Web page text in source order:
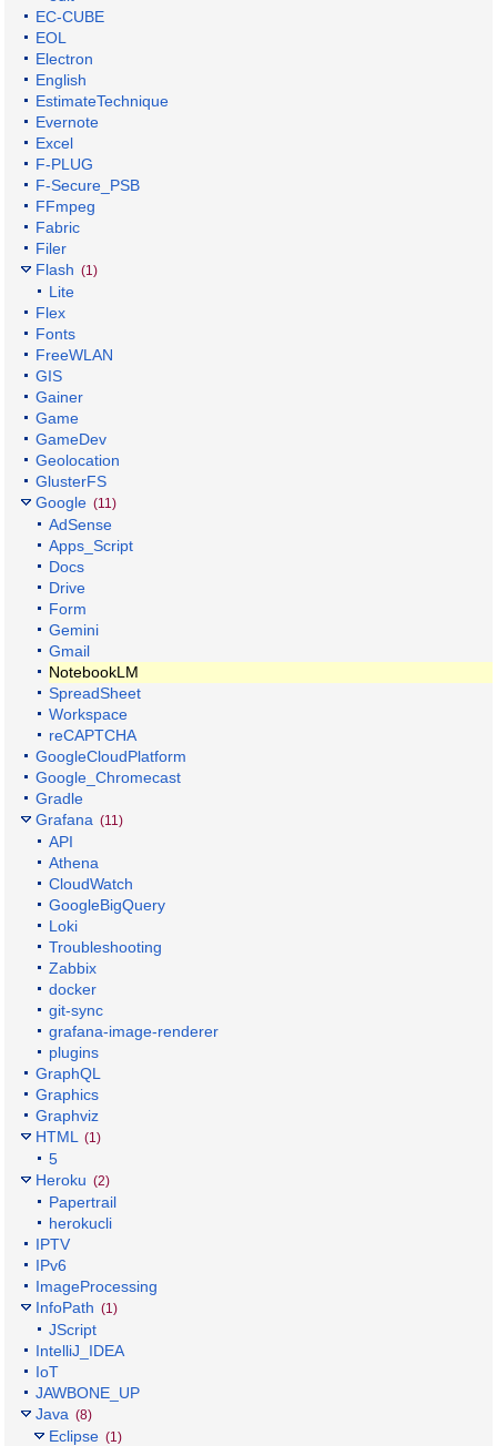
EC-CUBE
EOL
Electron
English
EstimateTechnique
Evernote
Excel
F-PLUG
F-Secure_PSB
FFmpeg
Fabric
Filer
Flash (1)
Lite
Flex
Fonts
FreeWLAN
GIS
Gainer
Game
GameDev
Geolocation
GlusterFS
Google (11)
AdSense
Apps_Script
Docs
Drive
Form
Gemini
Gmail
NotebookLM
SpreadSheet
Workspace
reCAPTCHA
GoogleCloudPlatform
Google_Chromecast
Gradle
Grafana (11)
API
Athena
CloudWatch
GoogleBigQuery
Loki
Troubleshooting
Zabbix
docker
git-sync
grafana-image-renderer
plugins
GraphQL
Graphics
Graphviz
HTML
(1)
5
Heroku (2)
Papertrail
herokucli
IPTV
IPv6
ImageProcessing
InfoPath (1)
JScript
IntelliJ_IDEA
IoT
JAWBONE_UP
Java (8)
Eclipse (1)